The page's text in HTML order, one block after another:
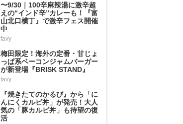
〜9/30｜100辛麻辣湯に激辛超
えの“インド辛”カレーも！『富
山北口横丁』で激辛フェス開催
中
favy
梅田限定！海外の定番・甘じょ
っぱ系ベーコンジャムバーガー
が新登場『BRISK STAND』
favy
『焼きたてのかるび』から「に
んにくカルビ丼」が発売！大人
気の「豚カルビ丼」も待望の復
活